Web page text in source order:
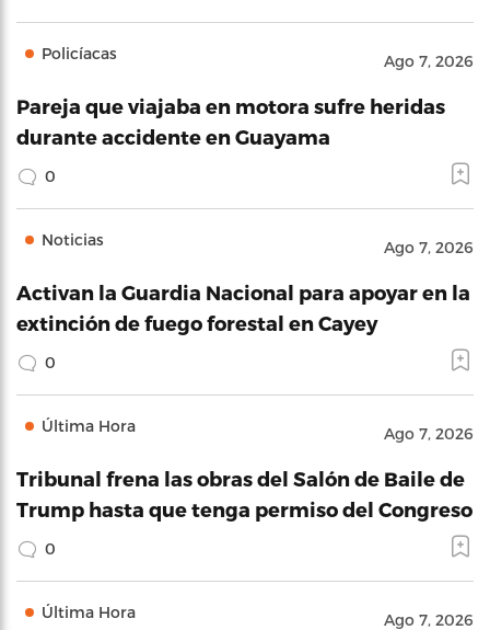
Policíacas Ago 7, 2026
Pareja que viajaba en motora sufre heridas
durante accidente en Guayama
0
Noticias Ago 7, 2026
Activan la Guardia Nacional para apoyar en la
extinción de fuego forestal en Cayey
0
Última Hora Ago 7, 2026
Tribunal frena las obras del Salón de Baile de
Trump hasta que tenga permiso del Congreso
0
Última Hora Ago 7, 2026